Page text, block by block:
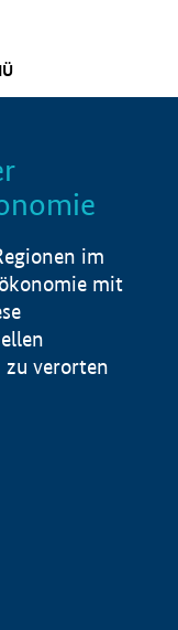
im
mit
verorten